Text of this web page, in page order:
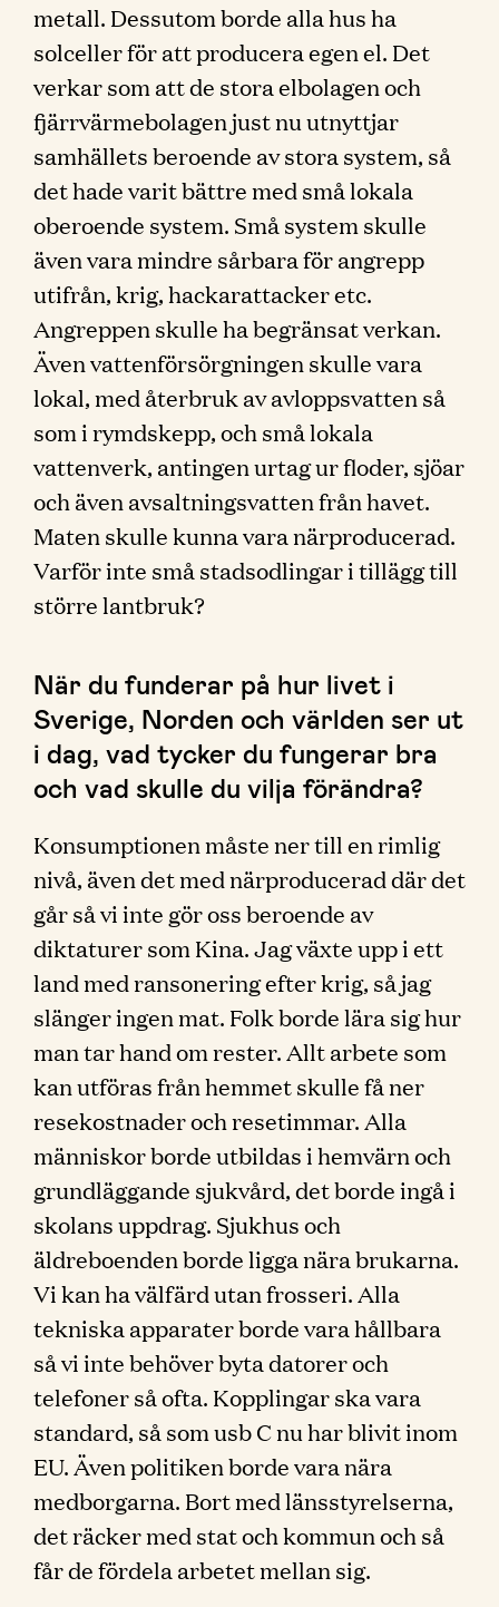
metall. Dessutom borde alla hus ha
solceller för att producera egen el. Det
verkar som att de stora elbolagen och
fjärrvärmebolagen just nu utnyttjar
samhällets beroende av stora system, så
det hade varit bättre med små lokala
oberoende system. Små system skulle
även vara mindre sårbara för angrepp
utifrån, krig, hackarattacker etc.
Angreppen skulle ha begränsat verkan.
Även vattenförsörgningen skulle vara
lokal, med återbruk av avloppsvatten så
som i rymdskepp, och små lokala
vattenverk, antingen urtag ur floder, sjöar
och även avsaltningsvatten från havet.
Maten skulle kunna vara närproducerad.
Varför inte små stadsodlingar i tillägg till
större lantbruk?
När du funderar på hur livet i
Sverige, Norden och världen ser ut
i dag, vad tycker du fungerar bra
och vad skulle du vilja förändra?
Konsumptionen måste ner till en rimlig
nivå, även det med närproducerad där det
går så vi inte gör oss beroende av
diktaturer som Kina. Jag växte upp i ett
land med ransonering efter krig, så jag
slänger ingen mat. Folk borde lära sig hur
man tar hand om rester. Allt arbete som
kan utföras från hemmet skulle få ner
resekostnader och resetimmar. Alla
människor borde utbildas i hemvärn och
grundläggande sjukvård, det borde ingå i
skolans uppdrag. Sjukhus och
äldreboenden borde ligga nära brukarna.
Vi kan ha välfärd utan frosseri. Alla
tekniska apparater borde vara hållbara
så vi inte behöver byta datorer och
telefoner så ofta. Kopplingar ska vara
standard, så som usb C nu har blivit inom
EU. Även politiken borde vara nära
medborgarna. Bort med länsstyrelserna,
det räcker med stat och kommun och så
får de fördela arbetet mellan sig.